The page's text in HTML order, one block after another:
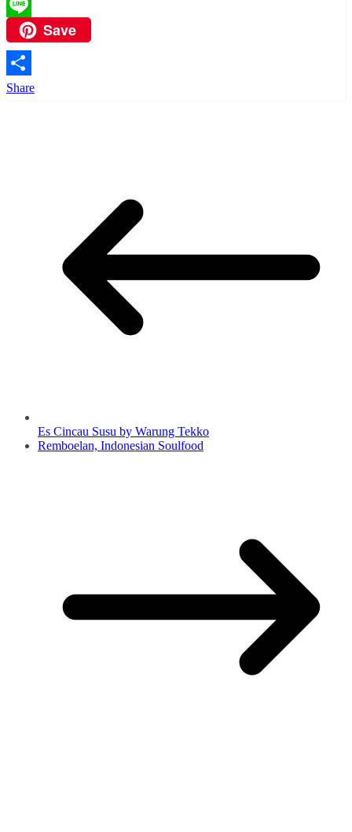
WhatsApp
Line
Save
Share
Es Cincau Susu by Warung Tekko
Remboelan, Indonesian Soulfood